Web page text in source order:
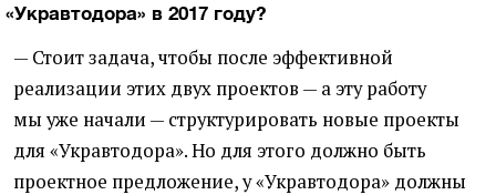
«Укравтодора» в 2017 году?
— Стоит задача, чтобы после эффективной
реализации этих двух проектов — а эту работу
мы уже начали — структурировать новые проекты
для «Укравтодора». Но для этого должно быть
проектное предложение, у «Укравтодора» должны